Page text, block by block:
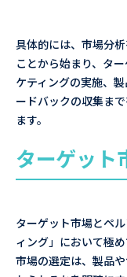
具体的には、市場分
ことから始まり、タ
ケティングの実施、
ードバックの収集ま
ます。
ターゲット
ターゲット市場とペ
ィング」において極
市場の選定は、製品